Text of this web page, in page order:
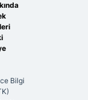
Bilgi